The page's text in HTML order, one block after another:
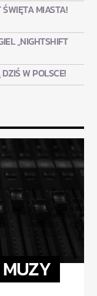
MIASTA!
„NIGHTSHIFT
W POLSCE!